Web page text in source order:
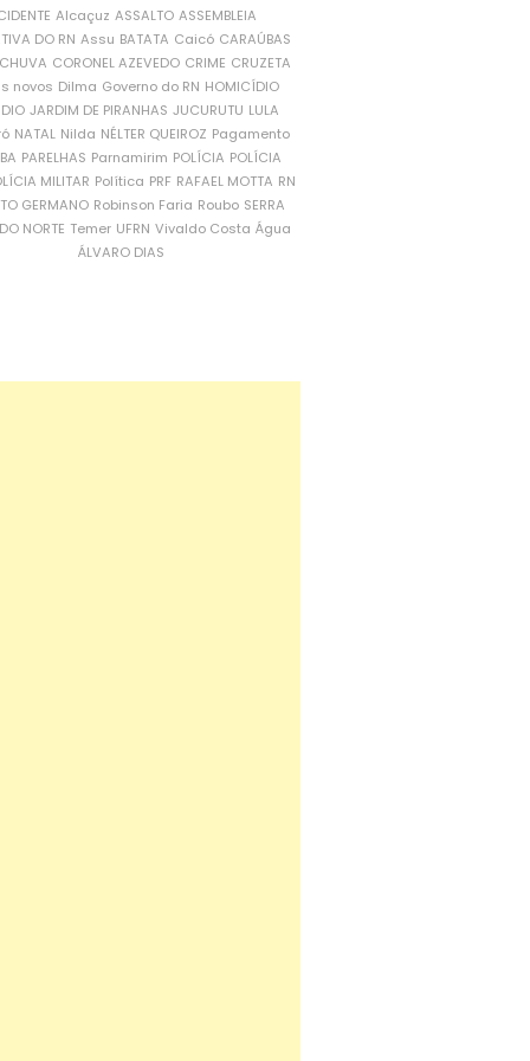
Alcaçuz ASSALTO ASSEMBLEIA
DO RN Assu BATATA Caicó CARAÚBAS
CORONEL AZEVEDO CRIME CRUZETA
novos Dilma Governo do RN HOMICÍDIO
JARDIM DE PIRANHAS JUCURUTU LULA
NATAL Nilda NÉLTER QUEIROZ Pagamento
PARELHAS Parnamirim POLÍCIA POLÍCIA
MILITAR Política PRF RAFAEL MOTTA RN
GERMANO Robinson Faria Roubo SERRA
NORTE Temer UFRN Vivaldo Costa Água
ÁLVARO DIAS